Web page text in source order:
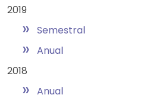
2019
» Semestral
» Anual
2018
» Anual